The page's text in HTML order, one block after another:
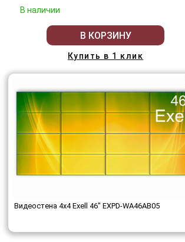
В наличии
В КОРЗИНУ
Купить в 1 клик
Видеостена 4x4 Exell 46" EXPD-WA46AB05